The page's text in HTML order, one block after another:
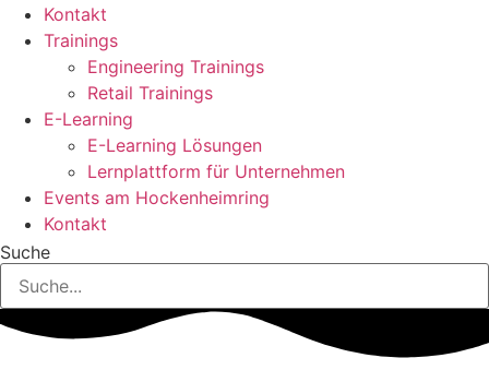
Kontakt
Trainings
Engineering Trainings
Retail Trainings
E-Learning
E-Learning Lösungen
Lernplattform für Unternehmen
Events am Hockenheimring
Kontakt
Suche